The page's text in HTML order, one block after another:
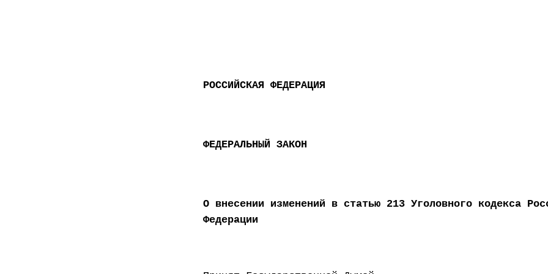
РОССИЙСКАЯ ФЕДЕРАЦИЯ
ФЕДЕРАЛЬНЫЙ ЗАКОН
О внесении изменений в статью 213 Уголовного кодекса
Федерации